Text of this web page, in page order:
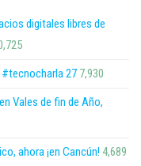
digitales libres de
#tecnocharla 27 7,930
Vales de fin de Año,
ahora ¡en Cancún! 4,689